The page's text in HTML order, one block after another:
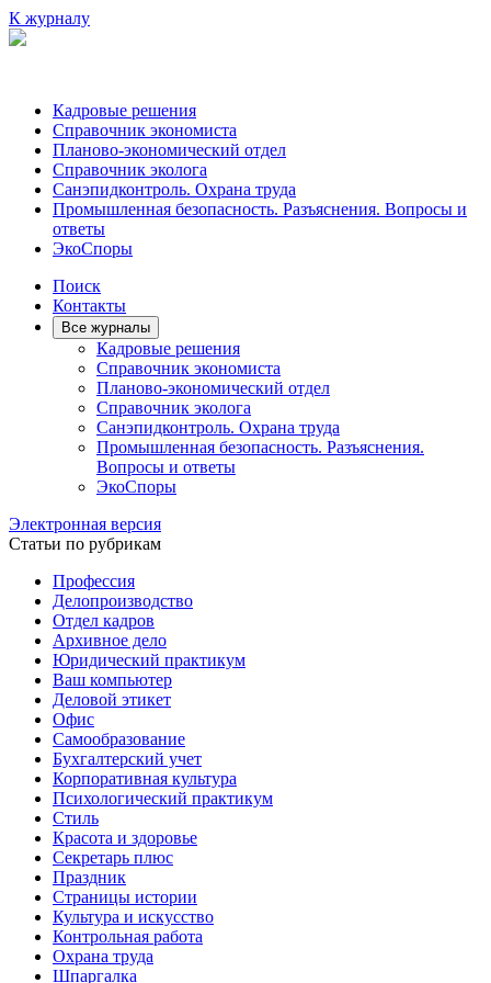
К журналу
Кадровые решения
Справочник экономиста
Планово-экономический отдел
Справочник эколога
Санэпидконтроль. Охрана труда
Промышленная безопасность. Разъяснения. Вопросы и
ответы
ЭкоСпоры
Поиск
Контакты
Все журналы
Кадровые решения
Справочник экономиста
Планово-экономический отдел
Справочник эколога
Санэпидконтроль. Охрана труда
Промышленная безопасность. Разъяснения.
Вопросы и ответы
ЭкоСпоры
Электронная версия
Статьи по рубрикам
Профессия
Делопроизводство
Отдел кадров
Архивное дело
Юридический практикум
Ваш компьютер
Деловой этикет
Офис
Самообразование
Бухгалтерский учет
Корпоративная культура
Психологический практикум
Стиль
Красота и здоровье
Секретарь плюс
Праздник
Страницы истории
Культура и искусство
Контрольная работа
Охрана труда
Шпаргалка